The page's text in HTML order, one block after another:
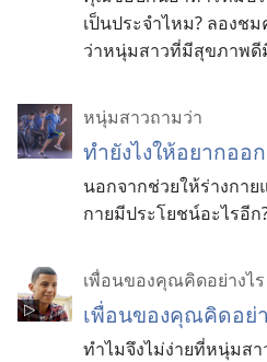
เป็นประจำไหม? ลองช
ว่าหนุ่มสาวที่มีสุขภาพดี
หนุ่มสาวถามว่า
ทำยังไงให้อยากออ
นอกจากช่วยให้ร่างกา
กายมีประโยชน์อะไรอีก
เพื่อนของคุณคิดอย่างไร
เพื่อนของคุณคิดอย่า
ทำไมจึงไม่ง่ายที่หนุ่มส